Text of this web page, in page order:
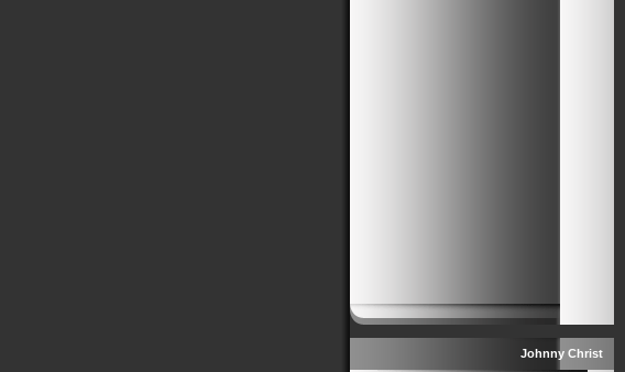
Johnny Christ